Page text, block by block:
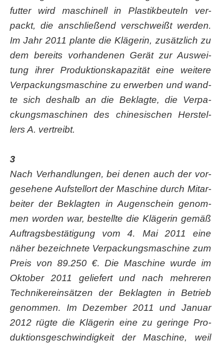
fut­ter wird maschi­nell in Plas­tik­beu­teln ver­
packt, die anschlie­ßend ver­schweißt wer­den.
Im Jahr 2011 plan­te die Klä­ge­rin, zusätz­lich zu
dem bereits vor­han­de­nen Gerät zur Aus­wei­
tung ihrer Pro­duk­ti­ons­ka­pa­zi­tät eine wei­te­re
Ver­pa­ckungs­ma­schi­ne zu erwer­ben und wand­
te sich des­halb an die Beklag­te, die Ver­pa­
ckungs­ma­schi­nen des chi­ne­si­schen Her­stel­
lers A. vertreibt.
3
Nach Ver­hand­lun­gen, bei denen auch der vor­
ge­se­he­ne Auf­stell­ort der Maschi­ne durch Mit­ar­
bei­ter der Beklag­ten in Augen­schein genom­
men wor­den war, bestell­te die Klä­ge­rin gemäß
Auf­trags­be­stä­ti­gung vom 4. Mai 2011 eine
näher bezeich­ne­te Ver­pa­ckungs­ma­schi­ne zum
Preis von 89.250 €. Die Maschi­ne wur­de im
Okto­ber 2011 gelie­fert und nach meh­re­ren
Tech­ni­ker­ein­sät­zen der Beklag­ten in Betrieb
genom­men. Im Dezem­ber 2011 und Janu­ar
2012 rüg­te die Klä­ge­rin eine zu gerin­ge Pro­
duk­ti­ons­ge­schwin­dig­keit der Maschi­ne, weil